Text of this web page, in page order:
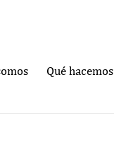
Qué hacemos